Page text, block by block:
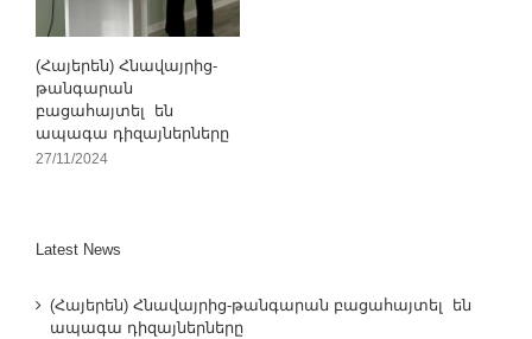
(Հայերեն) Հնավայրից-
թանգարան
բացահայտել են
ապագա դիզայներները
27/11/2024
Latest News
(Հայերեն) Հնավայրից-թանգարան բացահայտել են
ապագա դիզայներները